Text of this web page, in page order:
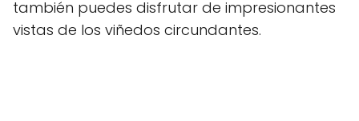
también puedes disfrutar de impresionantes
vistas de los viñedos circundantes.